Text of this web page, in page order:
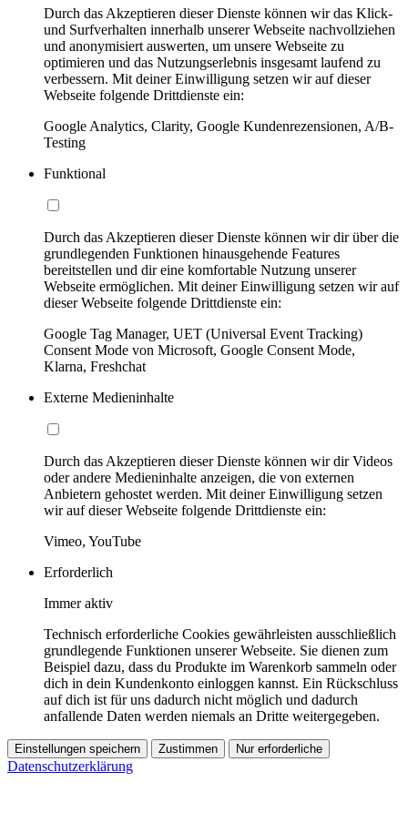
Durch das Akzeptieren dieser Dienste können wir das Klick-
und Surfverhalten innerhalb unserer Webseite nachvollziehen
und anonymisiert auswerten, um unsere Webseite zu
optimieren und das Nutzungserlebnis insgesamt laufend zu
verbessern. Mit deiner Einwilligung setzen wir auf dieser
Webseite folgende Drittdienste ein:
Google Analytics, Clarity, Google Kundenrezensionen, A/B-
Testing
Funktional
Durch das Akzeptieren dieser Dienste können wir dir über die
grundlegenden Funktionen hinausgehende Features
bereitstellen und dir eine komfortable Nutzung unserer
Webseite ermöglichen. Mit deiner Einwilligung setzen wir auf
dieser Webseite folgende Drittdienste ein:
Google Tag Manager, UET (Universal Event Tracking)
Consent Mode von Microsoft, Google Consent Mode,
Klarna, Freshchat
Externe Medieninhalte
Durch das Akzeptieren dieser Dienste können wir dir Videos
oder andere Medieninhalte anzeigen, die von externen
Anbietern gehostet werden. Mit deiner Einwilligung setzen
wir auf dieser Webseite folgende Drittdienste ein:
Vimeo, YouTube
Erforderlich
Immer aktiv
Technisch erforderliche Cookies gewährleisten ausschließlich
grundlegende Funktionen unserer Webseite. Sie dienen zum
Beispiel dazu, dass du Produkte im Warenkorb sammeln oder
dich in dein Kundenkonto einloggen kannst. Ein Rückschluss
auf dich ist für uns dadurch nicht möglich und dadurch
anfallende Daten werden niemals an Dritte weitergegeben.
Einstellungen speichern Zustimmen Nur erforderliche
Datenschutzerklärung